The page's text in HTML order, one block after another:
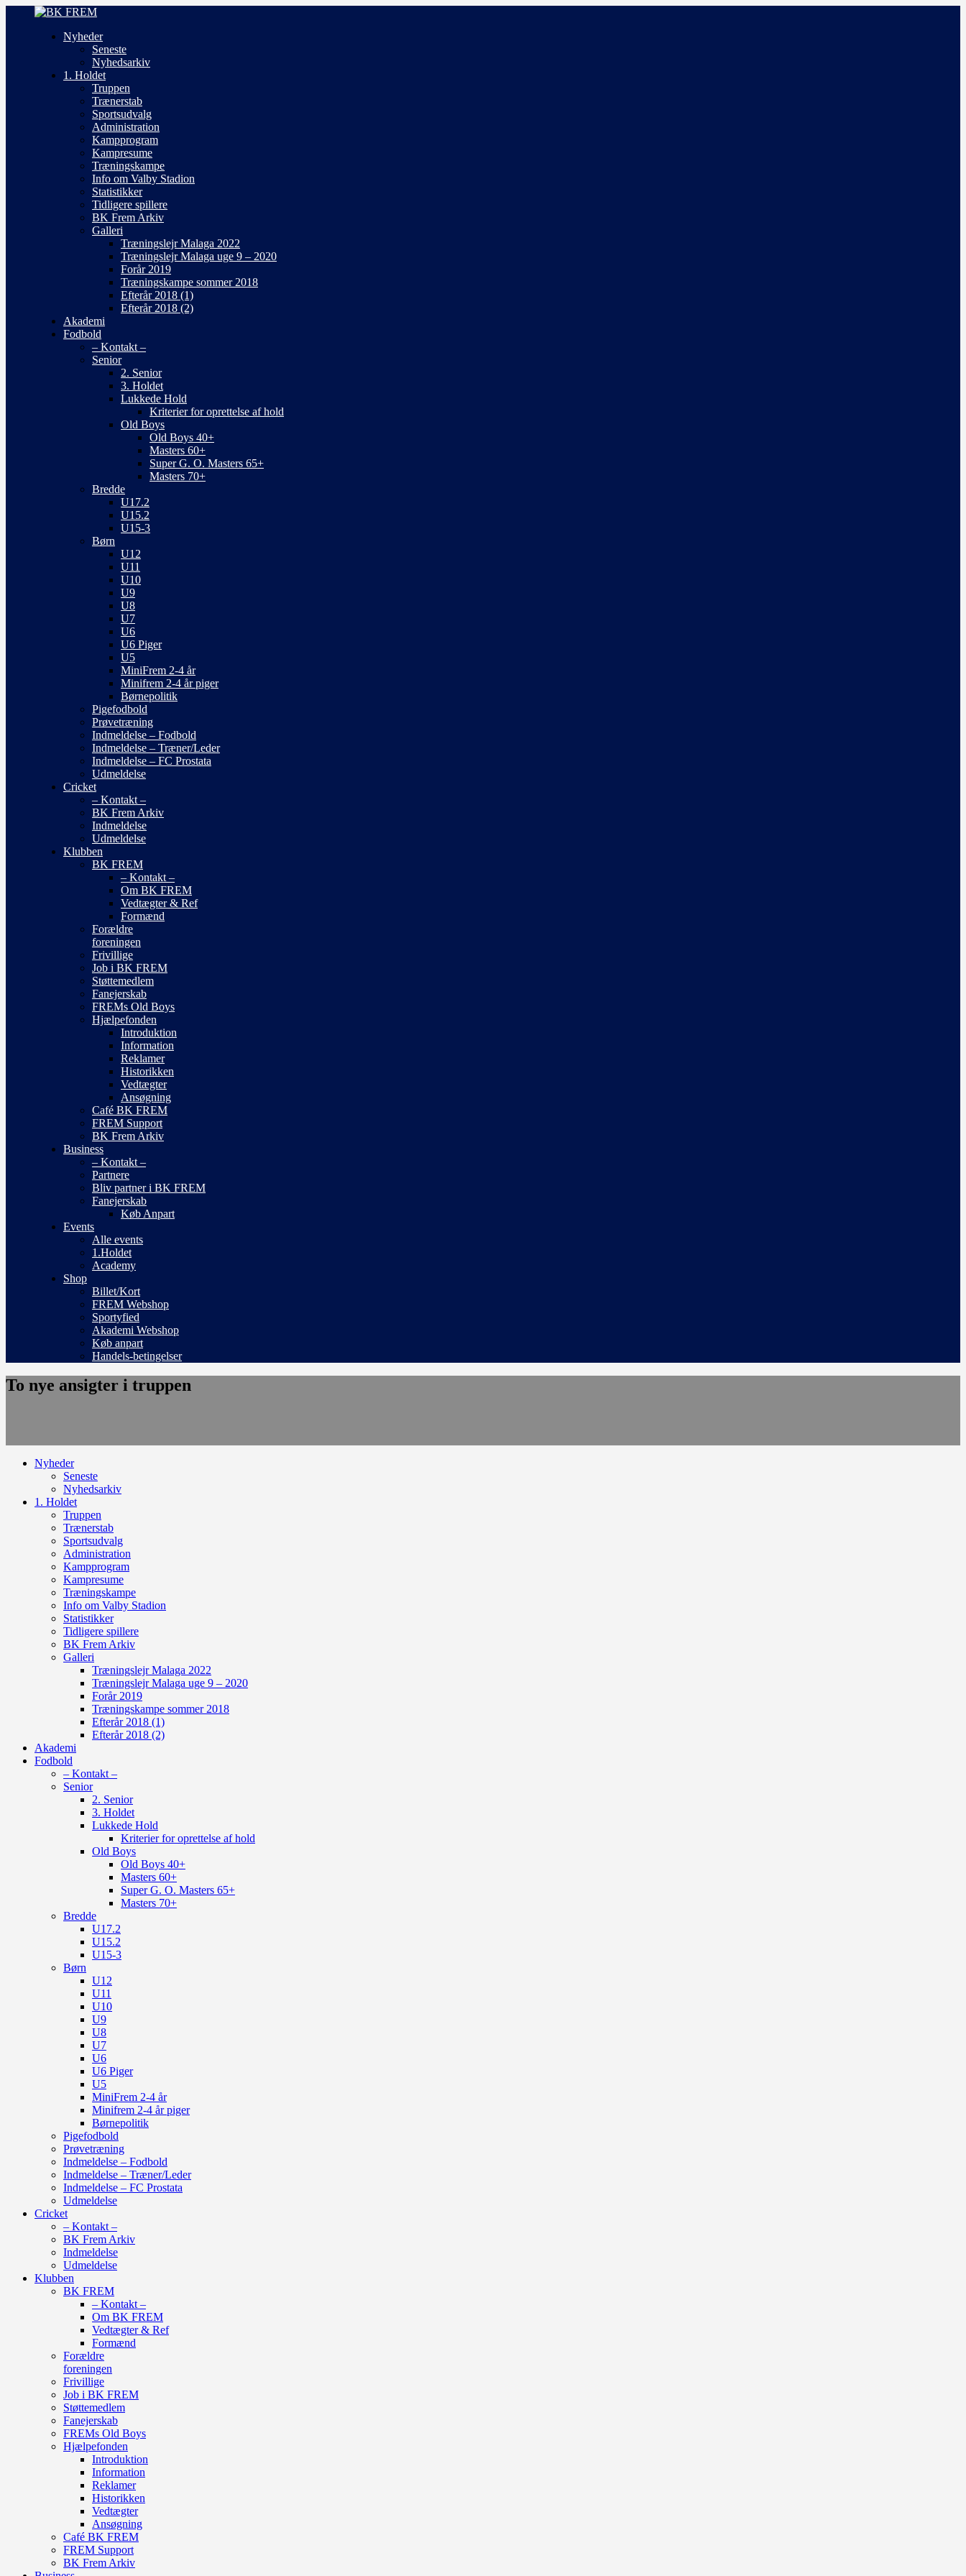
Nyheder
Seneste
Nyhedsarkiv
1. Holdet
Truppen
Trænerstab
Sportsudvalg
Administration
Kampprogram
Kampresume
Træningskampe
Info om Valby Stadion
Statistikker
Tidligere spillere
BK Frem Arkiv
Galleri
Træningslejr Malaga 2022
Træningslejr Malaga uge 9 – 2020
Forår 2019
Træningskampe sommer 2018
Efterår 2018 (1)
Efterår 2018 (2)
Akademi
Fodbold
– Kontakt –
Senior
2. Senior
3. Holdet
Lukkede Hold
Kriterier for oprettelse af hold
Old Boys
Old Boys 40+
Masters 60+
Super G. O. Masters 65+
Masters 70+
Bredde
U17.2
U15.2
U15-3
Børn
U12
U11
U10
U9
U8
U7
U6
U6 Piger
U5
MiniFrem 2-4 år
Minifrem 2-4 år piger
Børnepolitik
Pigefodbold
Prøvetræning
Indmeldelse – Fodbold
Indmeldelse – Træner/Leder
Indmeldelse – FC Prostata
Udmeldelse
Cricket
– Kontakt –
BK Frem Arkiv
Indmeldelse
Udmeldelse
Klubben
BK FREM
– Kontakt –
Om BK FREM
Vedtægter & Ref
Formænd
Forældre
foreningen
Frivillige
Job i BK FREM
Støttemedlem
Fanejerskab
FREMs Old Boys
Hjælpefonden
Introduktion
Information
Reklamer
Historikken
Vedtægter
Ansøgning
Café BK FREM
FREM Support
BK Frem Arkiv
Business
– Kontakt –
Partnere
Bliv partner i BK FREM
Fanejerskab
Køb Anpart
Events
Alle events
1.Holdet
Academy
Shop
Billet/Kort
FREM Webshop
Sportyfied
Akademi Webshop
Køb anpart
Handels-betingelser
To nye ansigter i truppen
Nyheder
Seneste
Nyhedsarkiv
1. Holdet
Truppen
Trænerstab
Sportsudvalg
Administration
Kampprogram
Kampresume
Træningskampe
Info om Valby Stadion
Statistikker
Tidligere spillere
BK Frem Arkiv
Galleri
Træningslejr Malaga 2022
Træningslejr Malaga uge 9 – 2020
Forår 2019
Træningskampe sommer 2018
Efterår 2018 (1)
Efterår 2018 (2)
Akademi
Fodbold
– Kontakt –
Senior
2. Senior
3. Holdet
Lukkede Hold
Kriterier for oprettelse af hold
Old Boys
Old Boys 40+
Masters 60+
Super G. O. Masters 65+
Masters 70+
Bredde
U17.2
U15.2
U15-3
Børn
U12
U11
U10
U9
U8
U7
U6
U6 Piger
U5
MiniFrem 2-4 år
Minifrem 2-4 år piger
Børnepolitik
Pigefodbold
Prøvetræning
Indmeldelse – Fodbold
Indmeldelse – Træner/Leder
Indmeldelse – FC Prostata
Udmeldelse
Cricket
– Kontakt –
BK Frem Arkiv
Indmeldelse
Udmeldelse
Klubben
BK FREM
– Kontakt –
Om BK FREM
Vedtægter & Ref
Formænd
Forældre
foreningen
Frivillige
Job i BK FREM
Støttemedlem
Fanejerskab
FREMs Old Boys
Hjælpefonden
Introduktion
Information
Reklamer
Historikken
Vedtægter
Ansøgning
Café BK FREM
FREM Support
BK Frem Arkiv